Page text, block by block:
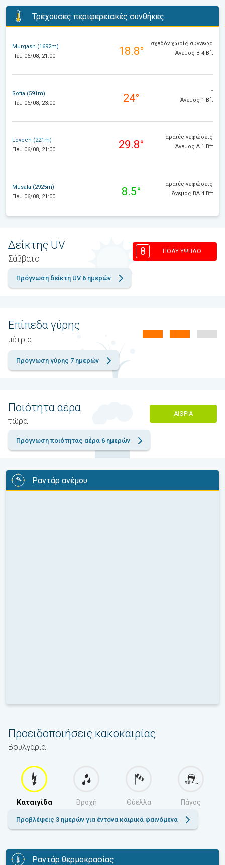
Τρέχουσες περιφερειακές συνθήκες
Murgash (1692m)
Πέμ 06/08, 21:00
18.8°
σχεδόν χωρίς σύννεφα
Άνεμος Β 4 Bft
Sofia (591m)
Πέμ 06/08, 23:00
24°
-
Άνεμος 1 Bft
Lovech (221m)
Πέμ 06/08, 21:00
29.8°
αραιές νεφώσεις
Άνεμος Α 1 Bft
Musala (2925m)
Πέμ 06/08, 21:00
8.5°
αραιές νεφώσεις
Άνεμος ΒΑ 4 Bft
Δείκτης UV
Σάββατο
8 ΠΟΛΎ ΥΨΗΛΌ
Πρόγνωση δείκτη UV 6 ημερών
Επίπεδα γύρης
μέτρια
Πρόγνωση γύρης 7 ημερών
Ποιότητα αέρα
τώρα
ΑΊΘΡΙΑ
Πρόγνωση ποιότητας αέρα 6 ημερών
Ραντάρ ανέμου
Προειδοποιήσεις κακοκαιρίας
Βουλγαρία
Καταιγίδα Βροχή Θύελλα Πάγος
Προβλέψεις 3 ημερών για έντονα καιρικά φαινόμενα
Ραντάρ θερμοκρασίας